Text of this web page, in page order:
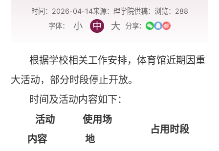
时间：2026-04-14来源：理学院供稿： 浏览： 288
字体：
小 中 大 分享：
根据学校相关工作安排，体育馆近期因重
大活动，部分时段停止开放。
时间及活动内容如下：
活动
内容
使用场
地
占用时段